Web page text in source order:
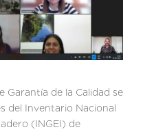
Garantía de la Calidad se
del Inventario Nacional
(INGEI) de